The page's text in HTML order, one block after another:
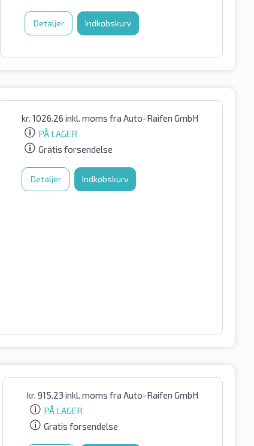
Detaljer Indkøbskurv
kr. 1026.26 inkl. moms fra Auto-Raifen GmbH
PÅ LAGER
Gratis forsendelse
Detaljer Indkøbskurv
kr. 915.23 inkl. moms fra Auto-Raifen GmbH
PÅ LAGER
Gratis forsendelse